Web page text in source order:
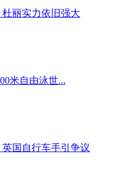
丽实力依旧强大
米自由泳世...
国自行车手引争议